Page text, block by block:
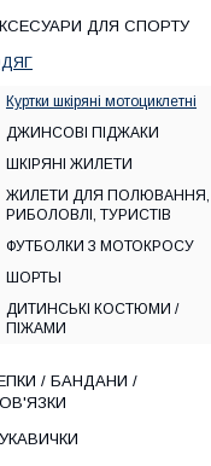
ДЛЯ СПОРТУ
Куртки шкіряні мотоциклетні
ДЖИНСОВІ ПІДЖАКИ
ШКІРЯНІ ЖИЛЕТИ
ЖИЛЕТИ ДЛЯ ПОЛЮВАННЯ,
РИБОЛОВЛІ, ТУРИСТІВ
ФУТБОЛКИ З МОТОКРОСУ
ШОРТЫ
ДИТИНСЬКІ КОСТЮМИ /
ПІЖАМИ
/ БАНДАНИ /